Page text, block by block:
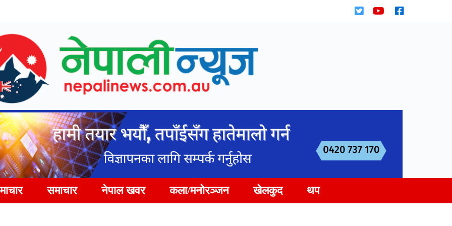
समाचार नेपाल खवर कला/मनोरञ्जन खेलकुद थप